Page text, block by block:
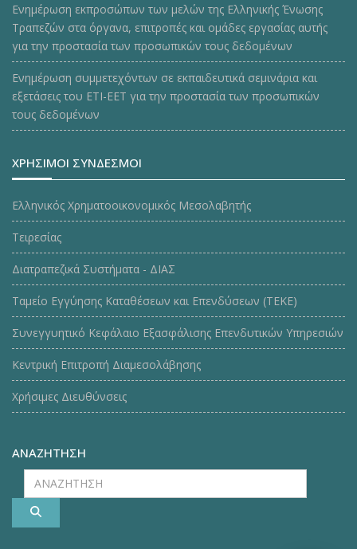
Ενημέρωση εκπροσώπων των μελών της Ελληνικής Ένωσης
Τραπεζών στα όργανα, επιτροπές και ομάδες εργασίας αυτής
για την προστασία των προσωπικών τους δεδομένων
Ενημέρωση συμμετεχόντων σε εκπαιδευτικά σεμινάρια και
εξετάσεις του ΕΤΙ-ΕΕΤ για την προστασία των προσωπικών
τους δεδομένων
ΧΡΗΣΙΜΟΙ ΣΥΝΔΕΣΜΟΙ
Ελληνικός Χρηματοοικονομικός Μεσολαβητής
Τειρεσίας
Διατραπεζικά Συστήματα - ΔΙΑΣ
Ταμείο Εγγύησης Καταθέσεων και Επενδύσεων (ΤΕΚE)
Συνεγγυητικό Κεφάλαιο Εξασφάλισης Επενδυτικών Υπηρεσιών
Κεντρική Επιτροπή Διαμεσολάβησης
Χρήσιμες Διευθύνσεις
ΑΝΑΖΗΤΗΣΗ
ΑΝΑΖΗΤΗΣΗ